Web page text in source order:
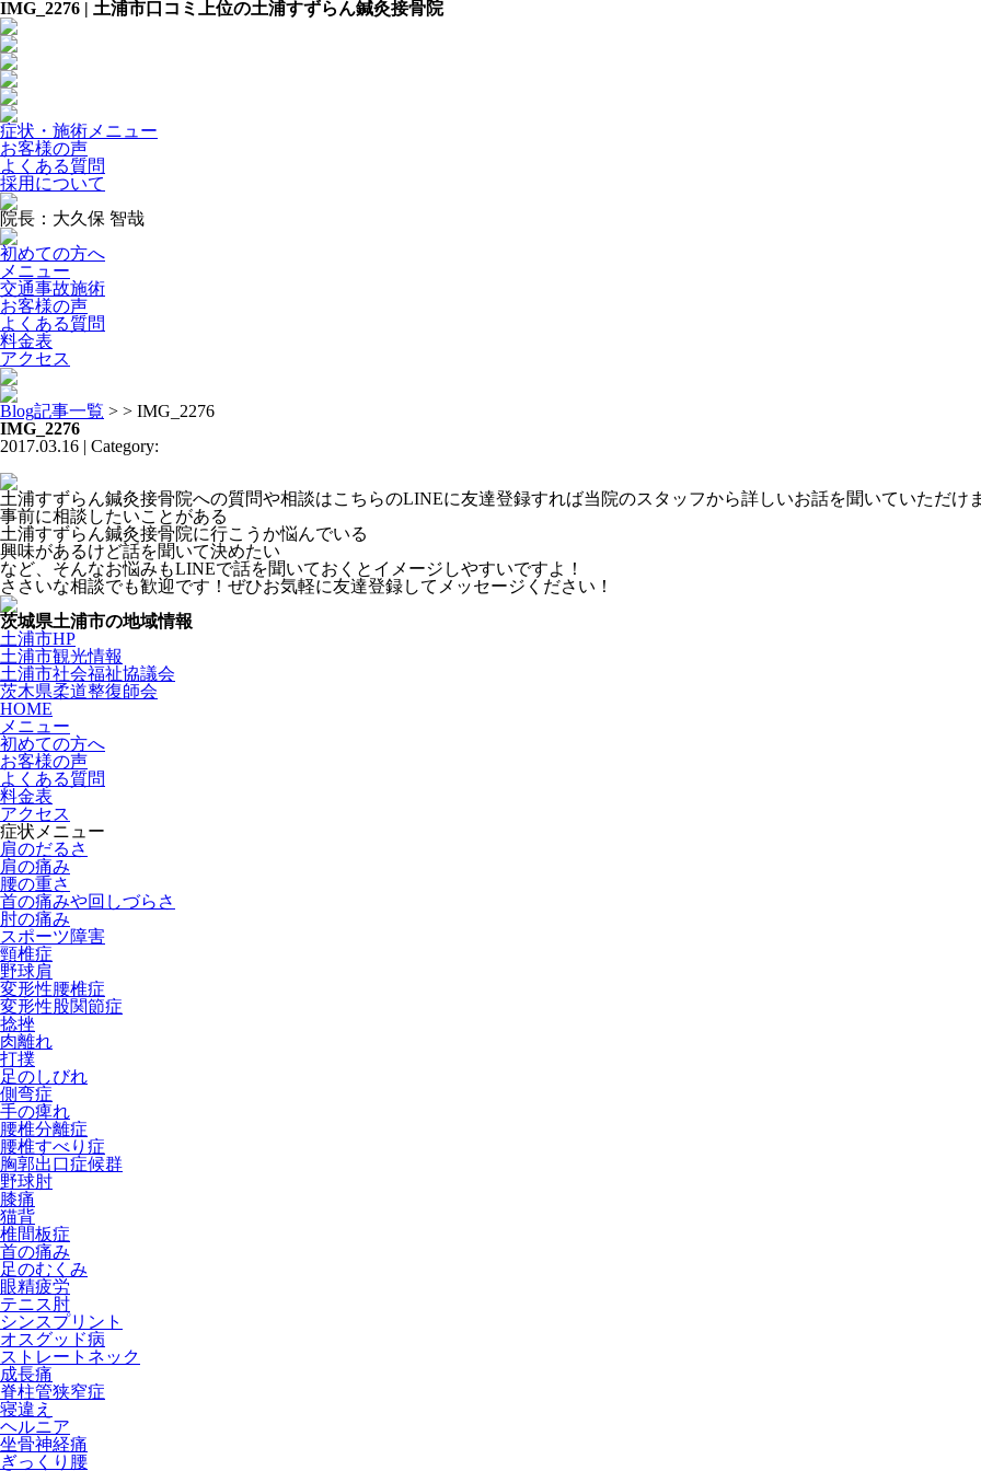
IMG_2276 | 土浦市口コミ上位の土浦すずらん鍼灸接骨院
症状・施術メニュー
お客様の声
よくある質問
採用について
院長：大久保 智哉
初めての方へ
メニュー
交通事故施術
お客様の声
よくある質問
料金表
アクセス
Blog記事一覧 > > IMG_2276
IMG_2276
2017.03.16 | Category:
土浦すずらん鍼灸接骨院への質問や相談はこちらのLINEに友達登録すれば当院のスタッフから詳しいお話を聞いていただけ
事前に相談したいことがある
土浦すずらん鍼灸接骨院に行こうか悩んでいる
興味があるけど話を聞いて決めたい
など、そんなお悩みもLINEで話を聞いておくとイメージしやすいですよ！
ささいな相談でも歓迎です！ぜひお気軽に友達登録してメッセージください！
茨城県土浦市の地域情報
土浦市HP
土浦市観光情報
土浦市社会福祉協議会
茨木県柔道整復師会
HOME
メニュー
初めての方へ
お客様の声
よくある質問
料金表
アクセス
症状メニュー
肩のだるさ
肩の痛み
腰の重さ
首の痛みや回しづらさ
肘の痛み
スポーツ障害
頸椎症
野球肩
変形性腰椎症
変形性股関節症
捻挫
肉離れ
打撲
足のしびれ
側弯症
手の痺れ
腰椎分離症
腰椎すべり症
胸郭出口症候群
野球肘
膝痛
猫背
椎間板症
首の痛み
足のむくみ
眼精疲労
テニス肘
シンスプリント
オスグッド病
ストレートネック
成長痛
脊柱管狭窄症
寝違え
ヘルニア
坐骨神経痛
ぎっくり腰